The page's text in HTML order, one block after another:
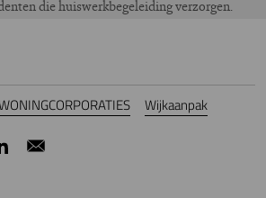
die huiswerkbegeleiding verzorgen.
Wijkaanpak